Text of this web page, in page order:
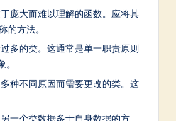
庞大而难以理解的函数。应将其
的方法。
多的类。这通常是单一职责原则
。
种不同原因而需要更改的类。这
一个类数据多于自身数据的方